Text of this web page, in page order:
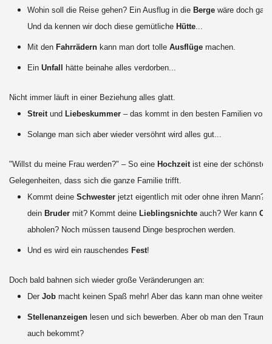
Wohin soll die Reise gehen? Ein Ausflug in die Bergewäre doch
Und da kennen wir doch diese gemütliche Hütte...
Mit den Fahrrädernkann man dort tolle Ausflügemachen.
Ein Unfall hätte beinahe alles verdorben...
Nicht immer läuft in einer Beziehung alles glatt.
Streitund Liebeskummer– das kommt in den besten Familien vor.
Solange man sich aber wieder versöhnt wird alles gut...
"Willst du meine Frau werden?" – So eine Hochzeitist eine der schönsten
Gelegenheiten, dass sich die ganze Familie trifft.
Kommt deine Schwesterjetzt eigentlich mit oder ohne ihren Mann?
dein Brudermit? Kommt deine Lieblingsnichteauch? Wer kann
abholen? Noch müssen tausend Dinge besprochen werden.
Und es wird ein rauschendes Fest!
Doch bald bahnen sich wieder große Veränderungen an:
Der Jobmacht keinen Spaß mehr! Aber das kann man ohne weiteres
Stellenanzeigenlesen und sich bewerben. Aber ob man den Traum-
auch bekommt?